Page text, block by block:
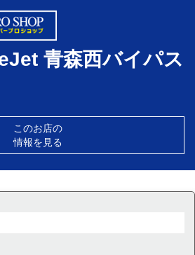
青森西バイパス
このお店の
情報を見る